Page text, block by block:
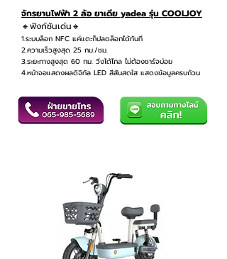
จักรยานไฟฟ้า 2 ล้อ ยาเดีย yadea รุ่น COOLJOY
🔸ฟังก์ชันเด่น🔸
1.ระบบล็อก NFC แค่แตะก็ปลดล็อกได้ทันที
2.ความเร็วสูงสุด 25 กม./ชม.
3.ระยะทางสูงสุด 60 กม. วิ่งได้ไกล ไม่ต้องชาร์จบ่อย
4.หน้าจอแสดงผลดิจิทัล LED สีสันสดใส แสดงข้อมูลครบถ้วน